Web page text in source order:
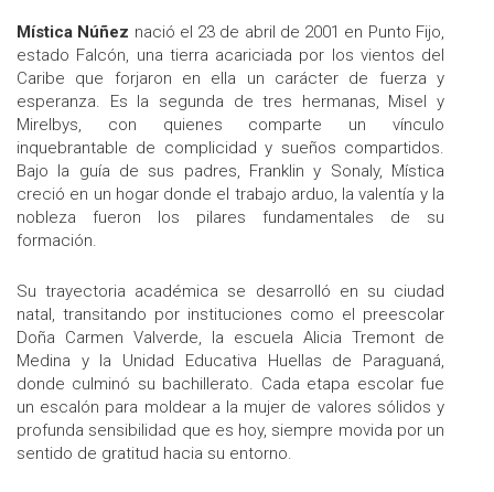
Mística Núñez nació el 23 de abril de 2001 en Punto Fijo,
estado Falcón, una tierra acariciada por los vientos del
Caribe que forjaron en ella un carácter de fuerza y
esperanza. Es la segunda de tres hermanas, Misel y
Mirelbys, con quienes comparte un vínculo
inquebrantable de complicidad y sueños compartidos.
Bajo la guía de sus padres, Franklin y Sonaly, Mística
creció en un hogar donde el trabajo arduo, la valentía y la
nobleza fueron los pilares fundamentales de su
formación.
Su trayectoria académica se desarrolló en su ciudad
natal, transitando por instituciones como el preescolar
Doña Carmen Valverde, la escuela Alicia Tremont de
Medina y la Unidad Educativa Huellas de Paraguaná,
donde culminó su bachillerato. Cada etapa escolar fue
un escalón para moldear a la mujer de valores sólidos y
profunda sensibilidad que es hoy, siempre movida por un
sentido de gratitud hacia su entorno.